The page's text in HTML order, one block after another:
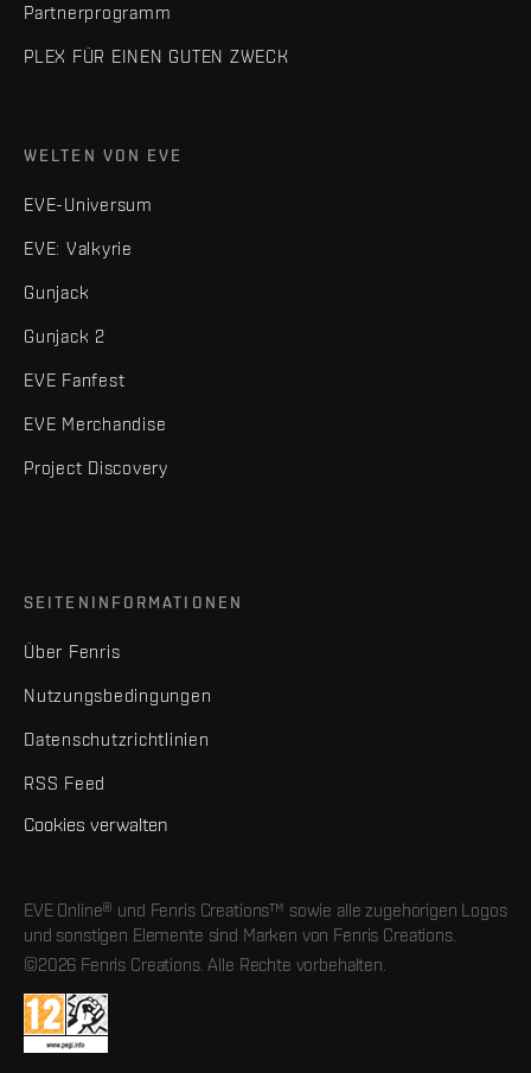
Partnerprogramm
PLEX FÜR EINEN GUTEN ZWECK
WELTEN VON EVE
EVE-Universum
EVE: Valkyrie
Gunjack
Gunjack 2
EVE Fanfest
EVE Merchandise
Project Discovery
SEITENINFORMATIONEN
Über Fenris
Nutzungsbedingungen
Datenschutzrichtlinien
RSS Feed
Cookies verwalten
EVE Online® und Fenris Creations™ sowie alle zugehörigen Logos
und sonstigen Elemente sind Marken von Fenris Creations.
©2026 Fenris Creations. Alle Rechte vorbehalten.